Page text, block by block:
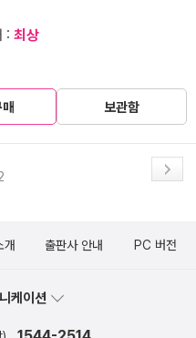
: 최상
보관함
개 출판사 안내 PC 버전
케이션